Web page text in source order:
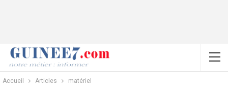
Accueil Articles matériel